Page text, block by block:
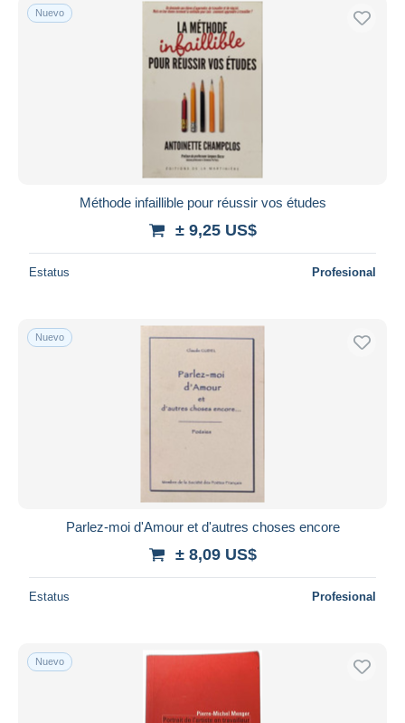
Nuevo
Méthode infaillible pour réussir vos études
± 9,25 US$
Estatus Profesional
Nuevo
Parlez-moi d'Amour et d'autres choses encore
± 8,09 US$
Estatus Profesional
Nuevo